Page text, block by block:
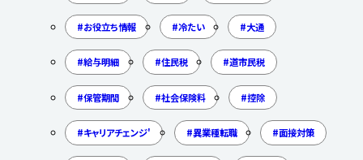
お役立ち情報 冷たい 大通
給与明細 住民税 道市民税
保管期間 社会保険料 控除
キャリアチェンジ' 異業種転職 面接対策